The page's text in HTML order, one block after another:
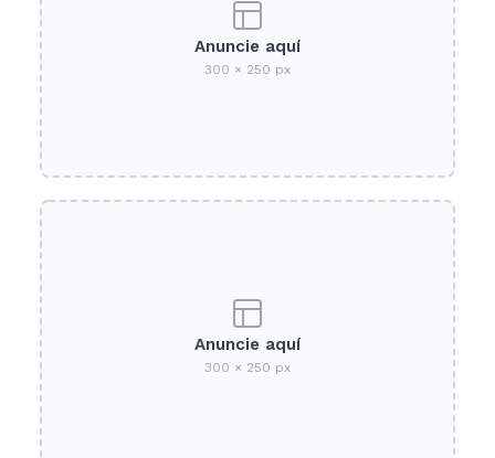
Anuncie aquí
300 × 250 px
Anuncie aquí
300 × 250 px